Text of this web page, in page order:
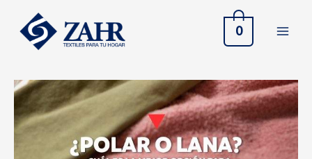
contenido
0